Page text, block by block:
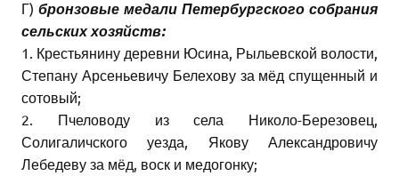
Г) бронзовые медали Петербургского собрания
сельских хозяйств:
1. Крестьянину деревни Юсина, Рыльевской волости,
Степану Арсеньевичу Белехову за мёд спущенный и
сотовый;
2. Пчеловоду из села Николо-Березовец,
Солигаличского уезда, Якову Александровичу
Лебедеву за мёд, воск и медогонку;